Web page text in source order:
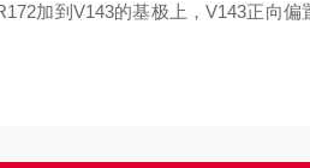
加到V143的基极上，V143正向